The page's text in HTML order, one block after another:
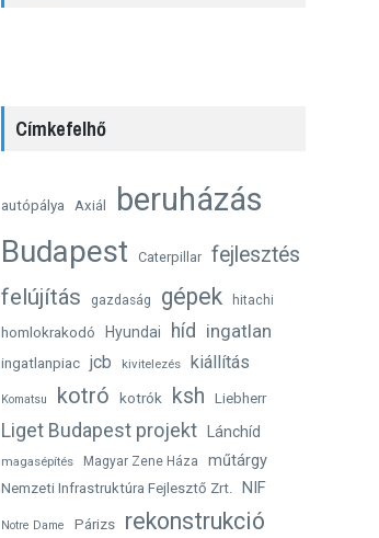
Címkefelhő
autópálya Axiál beruházás
Budapest Caterpillar fejlesztés
felújítás gazdaság gépek hitachi
homlokrakodó Hyundai híd ingatlan
ingatlanpiac jcb kivitelezés kiállítás
Komatsu kotró kotrók ksh Liebherr
Liget Budapest projekt Lánchíd
magasépítés Magyar Zene Háza műtárgy
Nemzeti Infrastruktúra Fejlesztő Zrt. NIF
Notre Dame Párizs rekonstrukció